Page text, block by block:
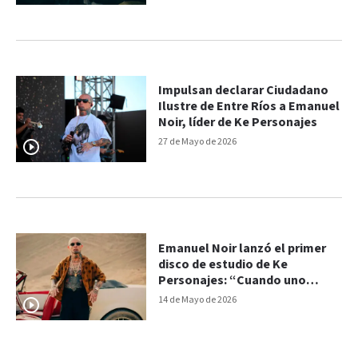
27 de Mayo de 2026
Impulsan declarar Ciudadano
Ilustre de Entre Ríos a Emanuel
Noir, líder de Ke Personajes
14 de Mayo de 2026
Emanuel Noir lanzó el primer
disco de estudio de Ke
Personajes: “Cuando uno
siente profundo, avanza